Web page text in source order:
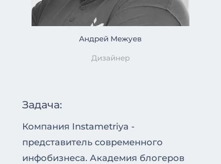
Андрей Межуев
Дизайнер
Задача:
Компания Instametriya -
представитель современного
инфобизнеса. Академия блогеров